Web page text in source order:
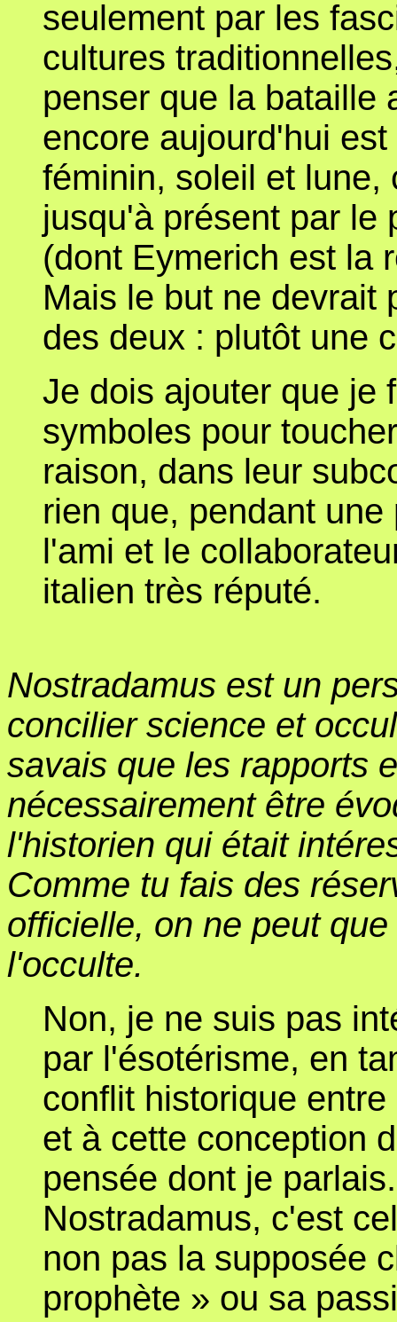
seulement par les
cultures
penser que la bataille
encore aujourd'hui
féminin, soleil et lune,
jusqu'à présent par le
(dont Eymerich est la
Mais le but ne devrait
des deux : plutôt une
Je dois ajouter que je
symboles pour
raison, dans leur
rien que, pendant
l'ami et le
italien très réputé.
Nostradamus est un
concilier science et
savais que les rapports
nécessairement être
l'historien qui était
Comme tu fais des
officielle, on ne peut
l'occulte.
Non, je ne suis pas
par l'ésotérisme, en
conflit historique
et à cette conception
pensée dont je
Nostradamus, c'est
non pas la supposée
prophète » ou sa